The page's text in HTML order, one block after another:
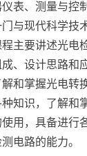
表、测量与控
与现代科学技
主要讲述光电
、设计思路和
和掌握光电转
知识，了解和
用，具备进行
电路的能力。